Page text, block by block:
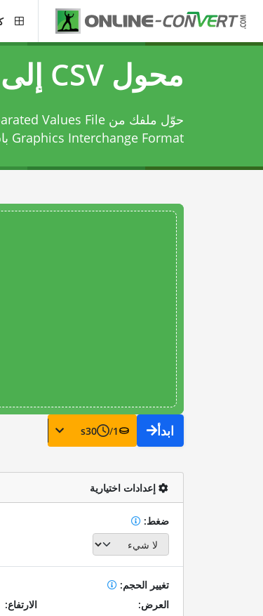
محول CSV إلى GIF
Graphics Interchange Format باستخدام
ابدأ 1
/
30
s
إعدادات اختيارية
ضغط:
تغيير الحجم:
العرض:
الارتفاع: